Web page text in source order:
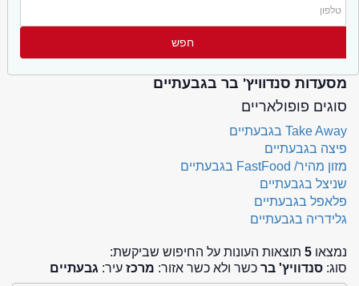
מסעדות סנדוויץ' בר בגבעתיים
סוגים פופולאריים
Take Away בגבעתיים
פיצה בגבעתיים
מזון מהיר/ FastFood בגבעתיים
שניצל בגבעתיים
פלאפל בגבעתיים
גלידריה בגבעתיים
נמצאו 5 תוצאות העונות על החיפוש שביקשת:
סוג: סנדוויץ' בר כשר ולא כשר אזור: מרכז עיר: גבעתיים